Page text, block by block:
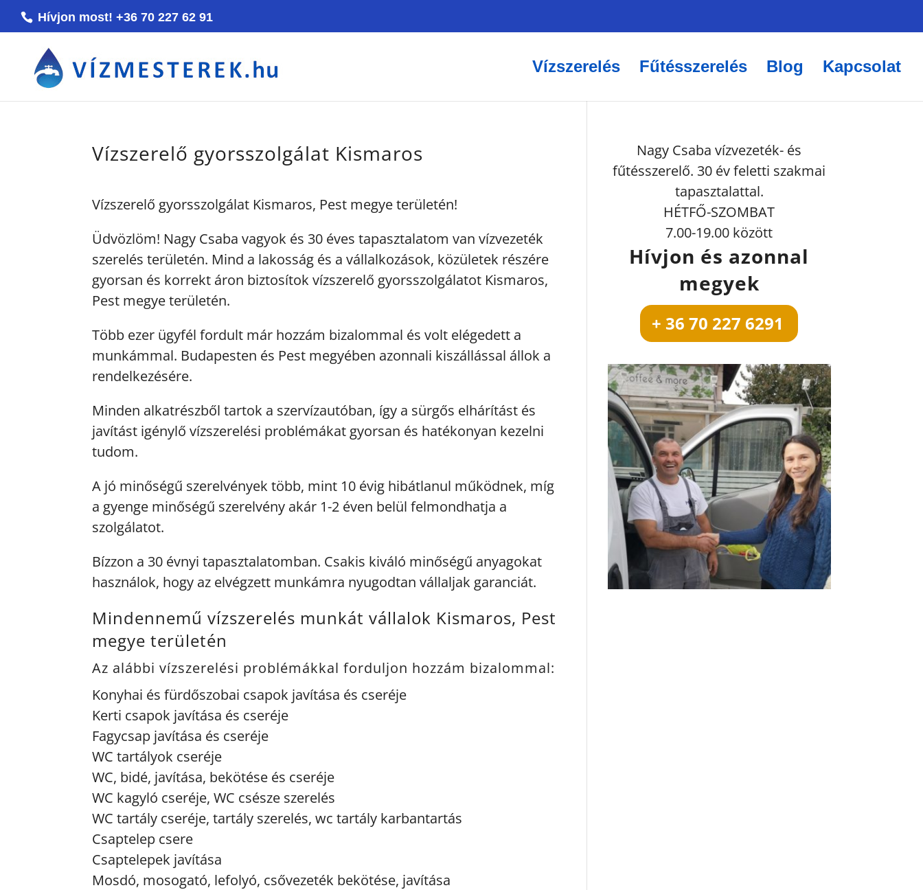
Hívjon most! +36 70 227 62 91
Vízszerelés Fűtésszerelés Blog Kapcsolat
Vízszerelő gyorsszolgálat Kismaros
Vízszerelő gyorsszolgálat Kismaros, Pest megye területén!
Üdvözlöm! Nagy Csaba vagyok és 30 éves tapasztalatom van vízvezeték
szerelés területén. Mind a lakosság és a vállalkozások, közületek részére
gyorsan és korrekt áron biztosítok vízszerelő gyorsszolgálatot Kismaros,
Pest megye területén.
Több ezer ügyfél fordult már hozzám bizalommal és volt elégedett a
munkámmal. Budapesten és Pest megyében azonnali kiszállással állok a
rendelkezésére.
Minden alkatrészből tartok a szervízautóban, így a sürgős elhárítást és
javítást igénylő vízszerelési problémákat gyorsan és hatékonyan kezelni
tudom.
A jó minőségű szerelvények több, mint 10 évig hibátlanul működnek, míg
a gyenge minőségű szerelvény akár 1-2 éven belül felmondhatja a
szolgálatot.
Bízzon a 30 évnyi tapasztalatomban. Csakis kiváló minőségű anyagokat
használok, hogy az elvégzett munkámra nyugodtan vállaljak garanciát.
Mindennemű vízszerelés munkát vállalok Kismaros, Pest
megye területén
Az alábbi vízszerelési problémákkal forduljon hozzám bizalommal:
Konyhai és fürdőszobai csapok javítása és cseréje
Kerti csapok javítása és cseréje
Fagycsap javítása és cseréje
WC tartályok cseréje
WC, bidé, javítása, bekötése és cseréje
WC kagyló cseréje, WC csésze szerelés
WC tartály cseréje, tartály szerelés, wc tartály karbantartás
Csaptelep csere
Csaptelepek javítása
Mosdó, mosogató, lefolyó, csővezeték bekötése, javítása
Nagy Csaba vízvezeték- és
fűtésszerelő. 30 év feletti szakmai
tapasztalattal.
HÉTFŐ-SZOMBAT
7.00-19.00 között
Hívjon és azonnal
megyek
+ 36 70 227 6291